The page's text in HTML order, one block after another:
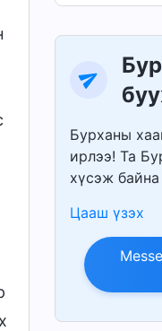
Бурханы
ирлээ! Та
хүсэж байна
Цааш үзэх